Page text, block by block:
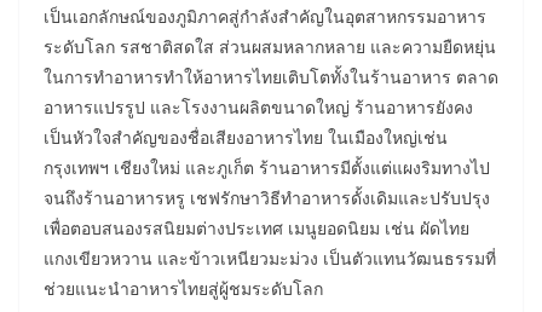
เป็นเอกลักษณ์ของภูมิภาคสู่กำลังสำคัญในอุตสาหกรรมอาหาร
ระดับโลก รสชาติสดใส ส่วนผสมหลากหลาย และความยืดหยุ่น
ในการทำอาหารทำให้อาหารไทยเติบโตทั้งในร้านอาหาร ตลาด
อาหารแปรรูป และโรงงานผลิตขนาดใหญ่ ร้านอาหารยังคง
เป็นหัวใจสำคัญของชื่อเสียงอาหารไทย ในเมืองใหญ่เช่น
กรุงเทพฯ เชียงใหม่ และภูเก็ต ร้านอาหารมีตั้งแต่แผงริมทางไป
จนถึงร้านอาหารหรู เชฟรักษาวิธีทำอาหารดั้งเดิมและปรับปรุง
เพื่อตอบสนองรสนิยมต่างประเทศ เมนูยอดนิยม เช่น ผัดไทย
แกงเขียวหวาน และข้าวเหนียวมะม่วง เป็นตัวแทนวัฒนธรรมที่
ช่วยแนะนำอาหารไทยสู่ผู้ชมระดับโลก